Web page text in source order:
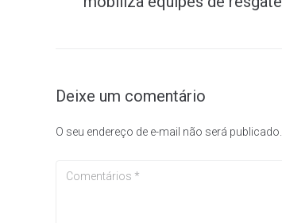
Deixe um comentário
O seu endereço de e-mail não será publicado.